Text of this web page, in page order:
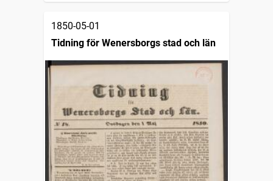
1850-05-01
Tidning för Wenersborgs stad och län